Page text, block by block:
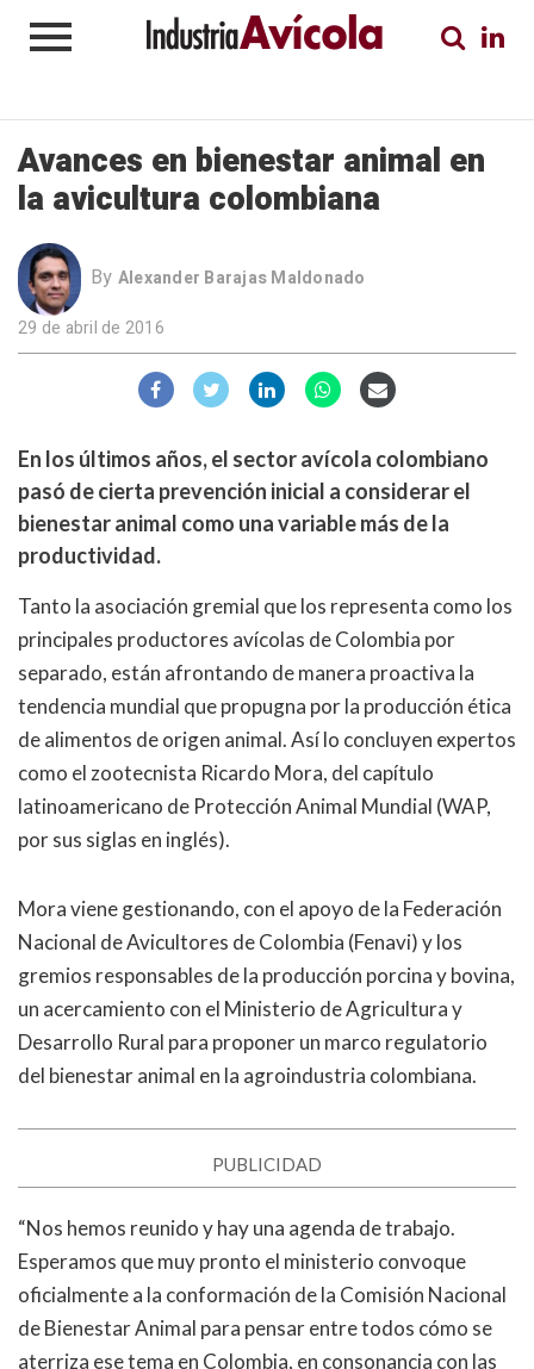
Avances en bienestar animal en
la avicultura colombiana
By Alexander Barajas Maldonado
29 de abril de 2016
En los últimos años, el sector avícola colombiano
pasó de cierta prevención inicial a considerar el
bienestar animal como una variable más de la
productividad.
Tanto la asociación gremial que los representa como los
principales productores avícolas de Colombia por
separado, están afrontando de manera proactiva la
tendencia mundial que propugna por la producción ética
de alimentos de origen animal. Así lo concluyen expertos
como el zootecnista Ricardo Mora, del capítulo
latinoamericano de Protección Animal Mundial (WAP,
por sus siglas en inglés).
Mora viene gestionando, con el apoyo de la Federación
Nacional de Avicultores de Colombia (Fenavi) y los
gremios responsables de la producción porcina y bovina,
un acercamiento con el Ministerio de Agricultura y
Desarrollo Rural para proponer un marco regulatorio
del bienestar animal en la agroindustria colombiana.
PUBLICIDAD
“Nos hemos reunido y hay una agenda de trabajo.
Esperamos que muy pronto el ministerio convoque
oficialmente a la conformación de la Comisión Nacional
de Bienestar Animal para pensar entre todos cómo se
aterriza ese tema en Colombia, en consonancia con las